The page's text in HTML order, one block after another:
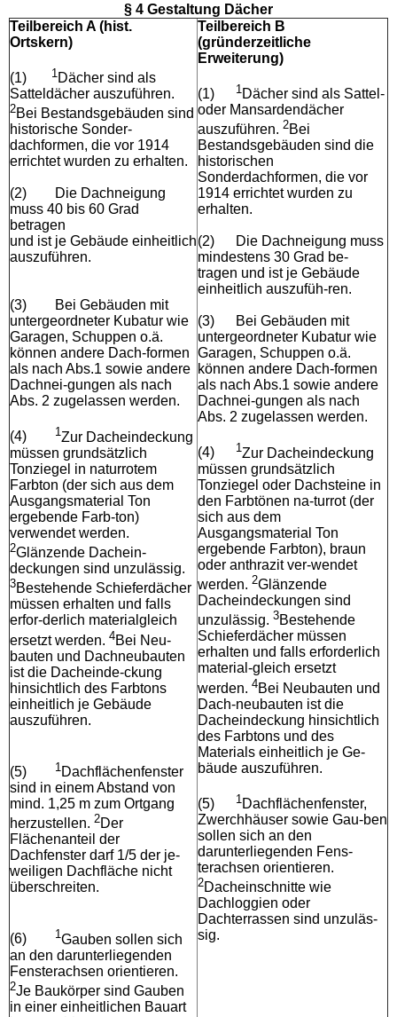
§ 4 Gestaltung Dächer
Teilbereich A (hist.
Ortskern)
(1) 1 Dächer sind als
Satteldächer auszuführen.
2Bei Bestandsgebäuden sind
historische Sonder-
dachformen, die vor 1914
errichtet wurden zu erhalten.
(2)
Die Dachneigung
muss 40 bis 60 Grad
betragen
und ist je Gebäude einheitlich
auszuführen.
(3)
Bei Gebäuden mit
untergeordneter Kubatur wie
Garagen, Schuppen o.ä.
können andere Dach-formen
als nach Abs.1 sowie andere
Dachnei-gungen als nach
Abs. 2 zugelassen werden.
(4) 1Zur Dacheindeckung
müssen grundsätzlich
Tonziegel in naturrotem
Farbton (der sich aus dem
Ausgangsmaterial Ton
ergebende Farb-ton)
verwendet werden.
2Glänzende Dachein-
deckungen sind unzulässig.
3Bestehende Schieferdächer
müssen erhalten und falls
erfor-derlich materialgleich
ersetzt werden. 4Bei Neu-
bauten und Dachneubauten
ist die Dacheinde-ckung
hinsichtlich des Farbtons
einheitlich je Gebäude
auszuführen.
(5) 1 Dachflächenfenster
sind in einem Abstand von
mind. 1,25 m zum Ortgang
herzustellen. 2Der
Flächenanteil der
Dachfenster darf 1/5 der je-
weiligen Dachfläche nicht
überschreiten.
(6) 1Gauben sollen sich
an den darunterliegenden
Fensterachsen orientieren.
2Je Baukörper sind Gauben
in einer einheitlichen Bauart
Teilbereich B
(gründerzeitliche
Erweiterung)
(1) 1 Dächer sind als Sattel-
oder Mansardendächer
auszuführen. 2Bei
Bestandsgebäuden sind die
historischen
Sonderdachformen, die vor
1914 errichtet wurden zu
erhalten.
(2)
Die Dachneigung muss
mindestens 30 Grad be-
tragen und ist je Gebäude
einheitlich auszufüh-ren.
(3)
Bei Gebäuden mit
untergeordneter Kubatur wie
Garagen, Schuppen o.ä.
können andere Dach-formen
als nach Abs.1 sowie andere
Dachnei-gungen als nach
Abs. 2 zugelassen werden.
(4) 1Zur Dacheindeckung
müssen grundsätzlich
Tonziegel oder Dachsteine in
den Farbtönen na-turrot (der
sich aus dem
Ausgangsmaterial Ton
ergebende Farbton), braun
oder anthrazit ver-wendet
werden. 2Glänzende
Dacheindeckungen sind
unzulässig. 3Bestehende
Schieferdächer müssen
erhalten und falls erforderlich
material-gleich ersetzt
werden. 4Bei Neubauten und
Dach-neubauten ist die
Dacheindeckung hinsichtlich
des Farbtons und des
Materials einheitlich je Ge-
bäude auszuführen.
(5) 1 Dachflächenfenster,
Zwerchhäuser sowie Gau-ben
sollen sich an den
darunterliegenden Fens-
terachsen orientieren.
2Dacheinschnitte wie
Dachloggien oder
Dachterrassen sind unzuläs-
sig.